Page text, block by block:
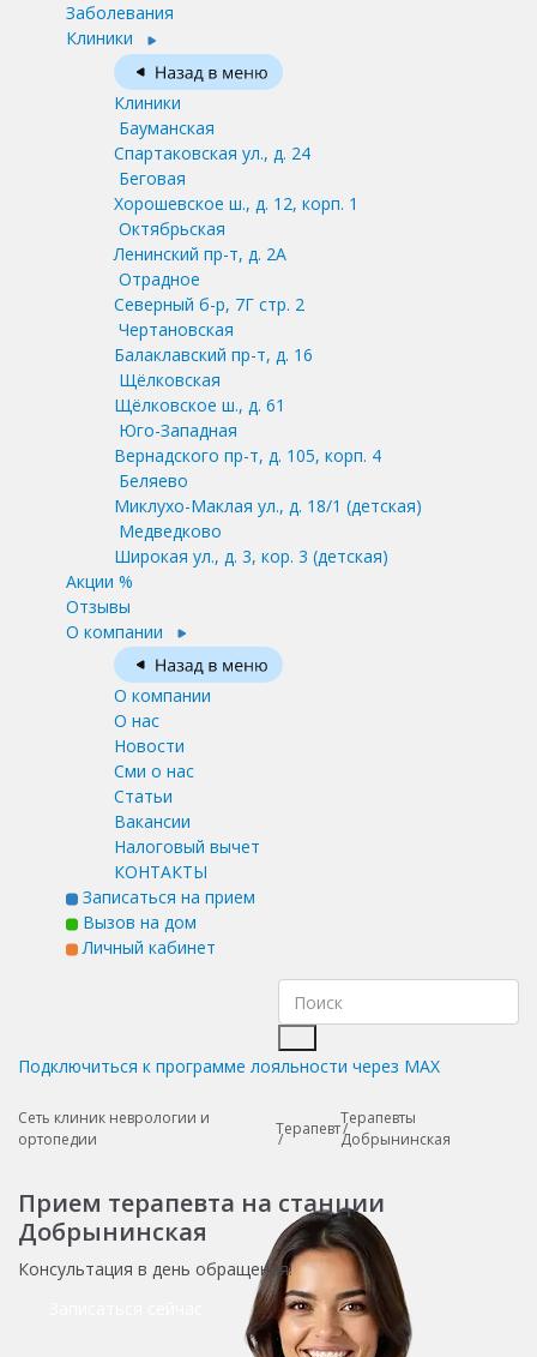
Заболевания
Клиники
Клиники
Бауманская
Спартаковская ул., д. 24
Беговая
Хорошевское ш., д. 12, корп. 1
Октябрьская
Ленинский пр-т, д. 2А
Отрадное
Северный б-р, 7Г стр. 2
Чертановская
Балаклавский пр-т, д. 16
Щёлковская
Щёлковское ш., д. 61
Юго-Западная
Вернадского пр-т, д. 105, корп. 4
Беляево
Миклухо-Маклая ул., д. 18/1 (детская)
Медведково
Широкая ул., д. 3, кор. 3 (детская)
Акции %
Отзывы
О компании
О компании
О нас
Новости
Сми о нас
Статьи
Вакансии
Налоговый вычет
КОНТАКТЫ
Записаться на прием
Вызов на дом
Личный кабинет
Подключиться к программе лояльности через MAX
Сеть клиник неврологии и
ортопедии
Терапевт
Терапевты
Добрынинская
Прием терапевта на станции
Добрынинская
Консультация в день обращения!